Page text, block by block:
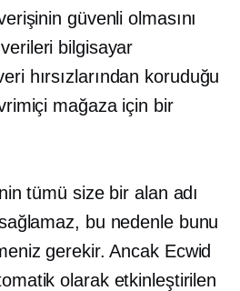
güvenli olmasını
bilgisayar
hırsızlarından koruduğu
mağaza için bir
tümü size bir alan adı
bu nedenle bunu
gerekir. Ancak Ecwid
olarak etkinleştirilen